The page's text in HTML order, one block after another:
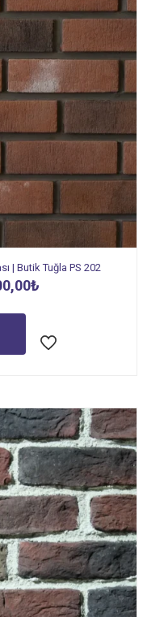
| Butik Tuğla PS 202
₺Şu